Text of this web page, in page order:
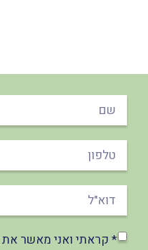
* קראתי ואני מאשר את